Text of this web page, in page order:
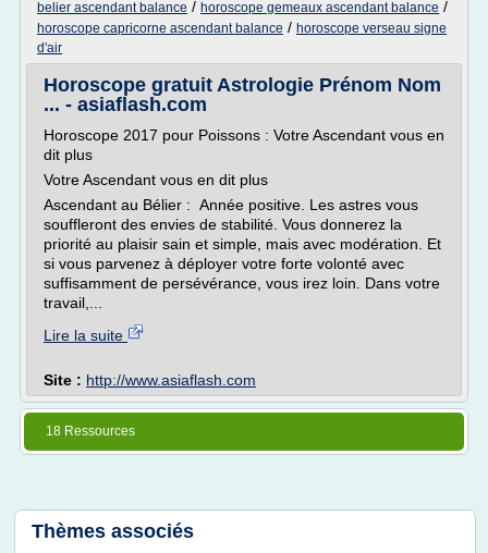
belier ascendant balance / horoscope gemeaux ascendant balance /
horoscope capricorne ascendant balance / horoscope verseau signe
d'air
Horoscope gratuit Astrologie Prénom Nom
... - asiaflash.com
Horoscope 2017 pour Poissons : Votre Ascendant vous en
dit plus
Votre Ascendant vous en dit plus
Ascendant au Bélier : Année positive. Les astres vous
souffleront des envies de stabilité. Vous donnerez la
priorité au plaisir sain et simple, mais avec modération. Et
si vous parvenez à déployer votre forte volonté avec
suffisamment de persévérance, vous irez loin. Dans votre
travail,...
Lire la suite
Site : http://www.asiaflash.com
18 Ressources
Thèmes associés